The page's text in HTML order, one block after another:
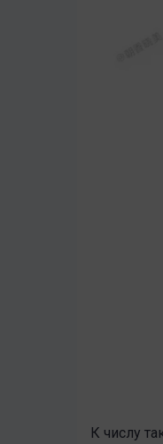
К числу